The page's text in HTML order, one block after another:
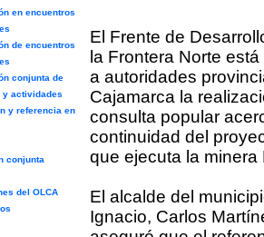
El Frente de
la Frontera Norte
a autoridades
Cajamarca la
consulta popular
continuidad del
que ejecuta la minera
El alcalde del
Ignacio, Carlos